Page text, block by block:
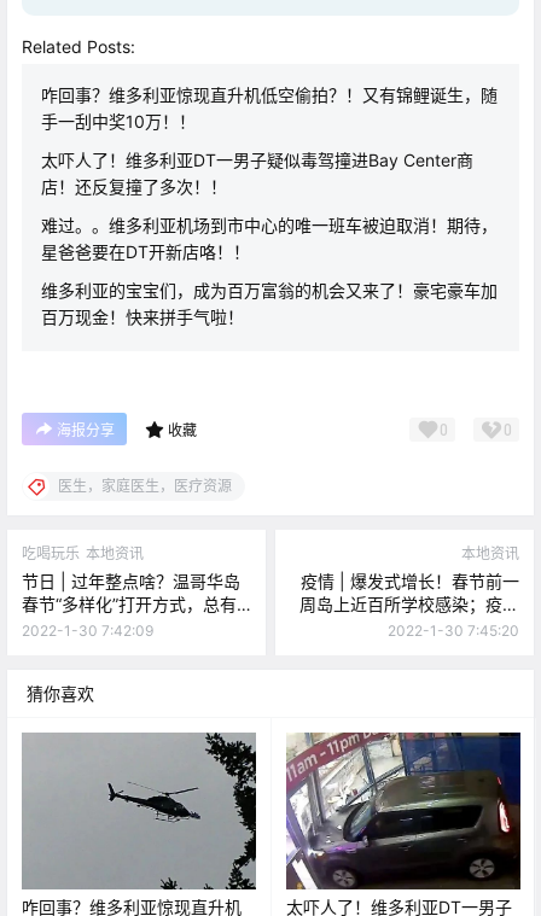
Related Posts:
咋回事？维多利亚惊现直升机低空偷拍？！又有锦鲤诞生，随
手一刮中奖10万！！
太吓人了！维多利亚DT一男子疑似毒驾撞进Bay Center商
店！还反复撞了多次！！
难过。。维多利亚机场到市中心的唯一班车被迫取消！期待，
星爸爸要在DT开新店咯！！
维多利亚的宝宝们，成为百万富翁的机会又来了！豪宅豪车加
百万现金！快来拼手气啦！
海报分享 收藏 0 0
医生，家庭医生，医疗资源
吃喝玩乐 本地资讯
节日 | 过年整点啥？温哥华岛
春节“多样化”打开方式，总有
一款合你意！
2022-1-30 7:42:09
本地资讯
疫情 | 爆发式增长！春节前一
周岛上近百所学校感染；疫苗
卡计划延长至6月底！
2022-1-30 7:45:20
猜你喜欢
咋回事？维多利亚惊现直升机
太吓人了！维多利亚DT一男子